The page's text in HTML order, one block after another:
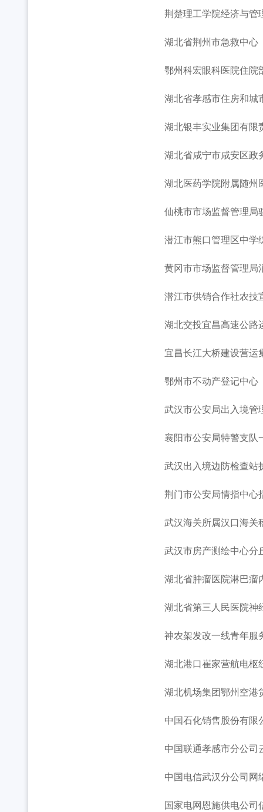
荆楚理工学院经济与管
湖北省荆州市急救中心
鄂州科宏眼科医院住院
湖北省孝感市住房和城
湖北银丰实业集团有限
湖北省咸宁市咸安区政
湖北医药学院附属随州
仙桃市市场监督管理局
潜江市熊口管理区中学
黄冈市市场监督管理局
潜江市供销合作社农技
湖北交投宜昌高速公路
宜昌长江大桥建设营运
鄂州市不动产登记中心
武汉市公安局出入境管
襄阳市公安局特警支队
武汉出入境边防检查站
荆门市公安局情指中心
武汉海关所属汉口海关
武汉市房产测绘中心分
湖北省肿瘤医院淋巴瘤
湖北省第三人民医院神
神农架发改一线青年服
湖北港口崔家营航电枢
湖北机场集团鄂州空港
中国石化销售股份有限
中国联通孝感市分公司
中国电信武汉分公司网
国家电网恩施供电公司